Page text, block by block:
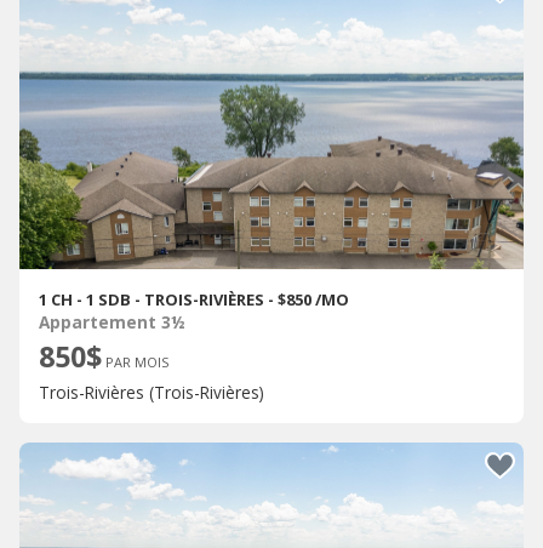
1 CH - 1 SDB - TROIS-RIVIÈRES - $850 /MO
Appartement 3½
850$ PAR MOIS
Trois-Rivières (Trois-Rivières)